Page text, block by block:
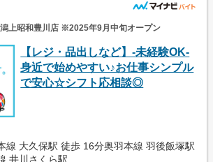
上昭和豊川店 ※2025年9月中旬オープン
【レジ・品出しなど】-未経験OK-
身近で始めやすい♪お仕事シンプル
で安心☆シフト応相談◎
線 大久保駅 徒歩 16分奥羽本線 羽後飯塚駅
井川さくら駅...